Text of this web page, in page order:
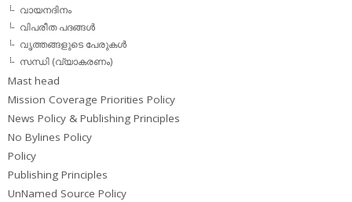
വായനദിനം
വിപരീത പദങ്ങള്‍
വൃത്തങ്ങളുടെ പേരുകള്‍
സന്ധി (വ്യാകരണം)
Mast head
Mission Coverage Priorities Policy
News Policy & Publishing Principles
No Bylines Policy
Policy
Publishing Principles
UnNamed Source Policy